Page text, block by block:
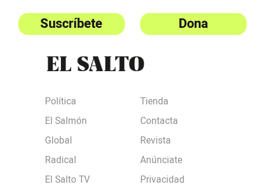
Suscríbete Dona
Política
El Salmón
Global
Radical
El Salto TV
Tienda
Contacta
Revista
Anúnciate
Privacidad